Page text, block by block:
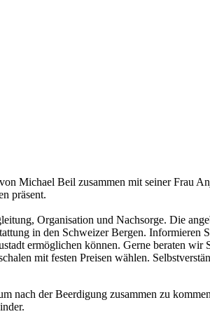
Michael Beil zusammen mit seiner Frau
präsent.
Organisation und Nachsorge. Die
in den Schweizer Bergen. Informieren
ermöglichen können. Gerne beraten wir
mit festen Preisen wählen.
nach der Beerdigung zusammen zu